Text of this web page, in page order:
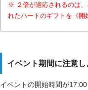
※ ２倍が適応されるのは
れたハートのギフトを《開
イベント期間に注意し
イベントの開始時間が